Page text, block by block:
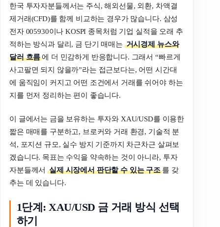
한국 투자자분들께서는 주식, 해외선물, 외환, 차액결
제거래(CFD)를 함께 비교하는 경우가 많습니다. 삼성
전자 005930이나 KOSPI 종목처럼 기업 실적을 오래 추
적하는 방식과 달리, 금 단기 매매는 거시경제 뉴스와
달러 흐름에 더 민감하게 반응합니다. 그래서 “빠르게
사고팔면 되지 않을까”라는 접근보다는, 어떤 시간대
에 움직임이 커지고 어떤 조건에서 거래를 쉬어야 하는
지를 먼저 정리하는 편이 좋습니다.
이 글에서는 금을 보유하는 투자와 XAU/USD를 이용한
짧은 매매를 구분하고, 브로커와 거래 환경, 기술적 분
석, 포지션 규모, 실수 방지 기준까지 차근차근 살펴보
겠습니다. 목표는 수익을 약속하는 것이 아니라, 투자
자분들께서실제 시장에서 판단할 수 있는 구조 를 갖
추는 데 있습니다.
1단계: XAU/USD 금 거래 방식 선택
하기